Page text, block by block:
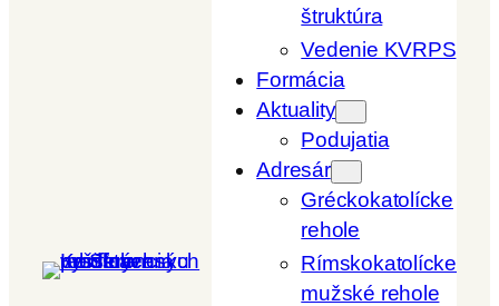
štruktúra
Vedenie KVRPS
Formácia
Aktuality
Podujatia
Adresár
Gréckokatolícke
rehole
Rímskokatolícke
mužské rehole